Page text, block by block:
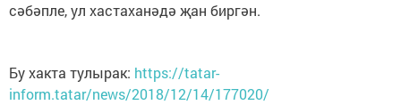
сәбәпле, ул хастаханәдә җан биргән.
Бу хакта тулырак: https://tatar-
inform.tatar/news/2018/12/14/177020/